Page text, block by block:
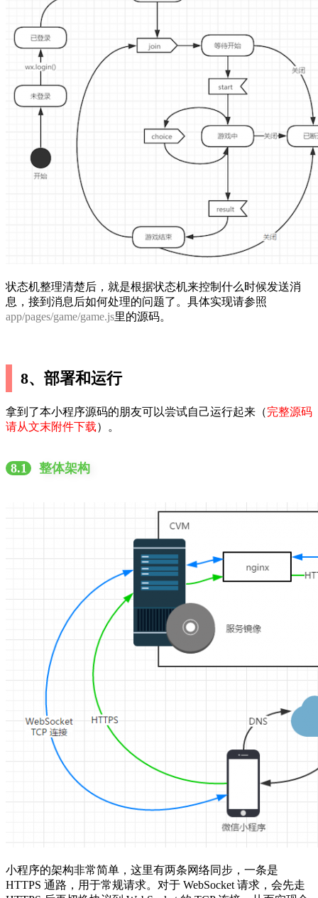
状态机整理清楚后，就是根据状态机来控制什么时候发送消
息，接到消息后如何处理的问题了。具体实现请参照
app/pages/game/game.js里的源码。
8、部署和运行
拿到了本小程序源码的朋友可以尝试自己运行起来（完整源码
请从文末附件下载）。
8.1 整体架构
小程序的架构非常简单，这里有两条网络同步，一条是
HTTPS 通路，用于常规请求。对于 WebSocket 请求，会先走